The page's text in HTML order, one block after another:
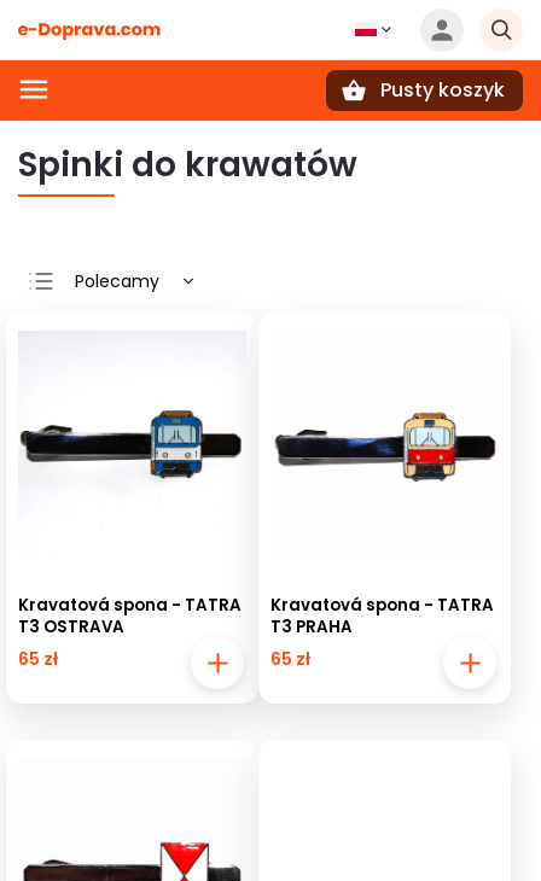
Pusty koszyk
Spinki do krawatów
Polecamy
sprzedawane
Alfabetycznie
Kravatová spona - TATRA
T3 OSTRAVA
65 zł
Kravatová spona - TATRA
T3 PRAHA
65 zł